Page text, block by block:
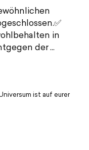
in
der
ist auf eurer